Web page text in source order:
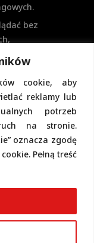
cookie, aby
reklamy lub
potrzeb
na stronie.
oznacza zgodę
Pełną treść
bez
nie
się